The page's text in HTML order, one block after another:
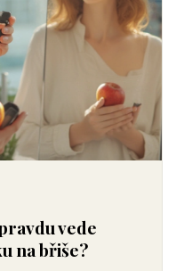
vede
na břiše?